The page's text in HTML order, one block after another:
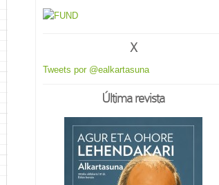
X
Tweets por @ealkartasuna
Última revista